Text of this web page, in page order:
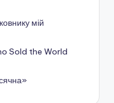
мій
Sold the World